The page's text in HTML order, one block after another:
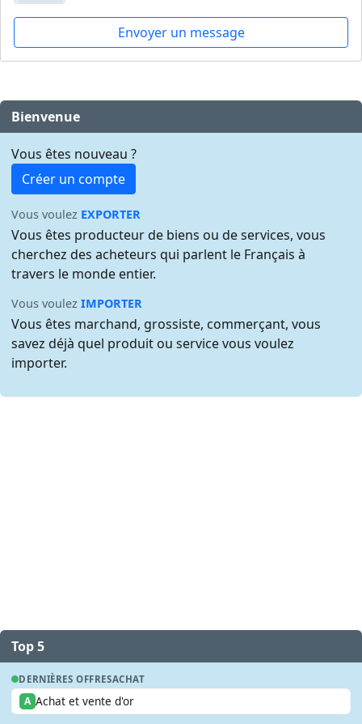
Envoyer un message
Bienvenue
Vous êtes nouveau ?
Créer un compte
Vous voulez EXPORTER
Vous êtes producteur de biens ou de services, vous
cherchez des acheteurs qui parlent le Français à
travers le monde entier.
Vous voulezIMPORTER
Vous êtes marchand, grossiste, commerçant, vous
savez déjà quel produit ou service vous voulez
importer.
Top 5
DERNIÈRES OFFRESACHAT
A Achat et vente d'or